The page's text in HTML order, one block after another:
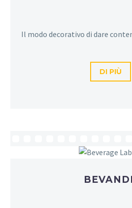
Il modo decorativo di dare
DI PIÙ